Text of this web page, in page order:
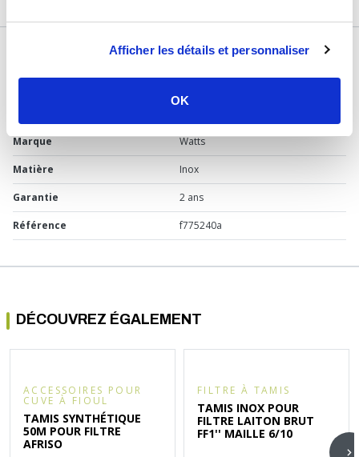
Afficher les détails et personnaliser
OK
DÉTAILS TECHNIQUES
Marque Watts
Matière Inox
Garantie 2 ans
Référence f775240a
DÉCOUVREZ ÉGALEMENT
ACCESSOIRES POUR
CUVE À FIOUL
TAMIS SYNTHÉTIQUE
50Μ POUR FILTRE
AFRISO
FILTRE À TAMIS
TAMIS INOX POUR
FILTRE LAITON BRUT
FF1'' MAILLE 6/10